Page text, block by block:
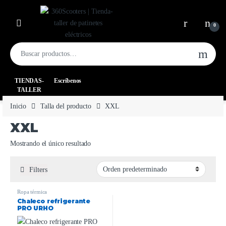
0
TIENDAS-
TALLER
Escríbenos
Inicio Talla del producto XXL
XXL
Mostrando el único resultado
Filters
Ropa térmica
Chaleco refrigerante
PRO URHO